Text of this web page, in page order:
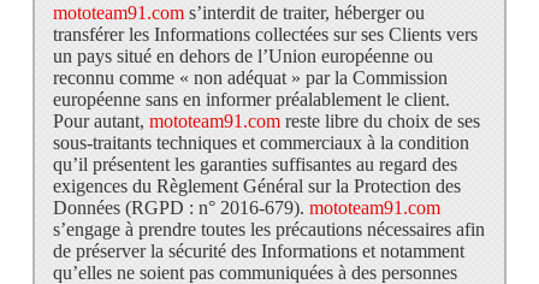
mototeam91.coms’interdit de traiter, héberger ou
transférer les Informations collectées sur ses Clients vers
un pays situé en dehors de l’Union européenne ou
reconnu comme « non adéquat » par la Commission
européenne sans en informer préalablement le client.
Pour autant, mototeam91.comreste libre du choix de ses
sous-traitants techniques et commerciaux à la condition
qu’il présentent les garanties suffisantes au regard des
exigences du Règlement Général sur la Protection des
Données (RGPD : n° 2016-679). mototeam91.com
s’engage à prendre toutes les précautions nécessaires afin
de préserver la sécurité des Informations et notamment
qu’elles ne soient pas communiquées à des personnes